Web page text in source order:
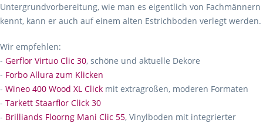
Untergrundvorbereitung, wie man es eigentlich von Fachmännern
kennt, kann er auch auf einem alten Estrichboden verlegt werden.
Wir empfehlen:
- Gerflor Virtuo Clic 30, schöne und aktuelle Dekore
- Forbo Allura zum Klicken
- Wineo 400 Wood XL Click mit extragroßen, moderen Formaten
- Tarkett Staarflor Click 30
- Brilliands Floorng Mani Clic 55, Vinylboden mit integrierter